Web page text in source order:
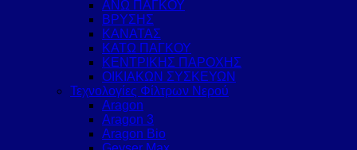
ΑΝΩ ΠΑΓΚΟΥ
ΒΡΥΣΗΣ
ΚΑΝΑΤΑΣ
ΚΑΤΩ ΠΑΓΚΟΥ
ΚΕΝΤΡΙΚΗΣ ΠΑΡΟΧΗΣ
ΟΙΚΙΑΚΩΝ ΣΥΣΚΕΥΩΝ
Τεχνολογίες Φίλτρων Νερού
Aragon
Aragon 3
Aragon Bio